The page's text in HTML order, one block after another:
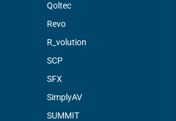
Qoltec
Revo
R_volution
SCP
SFX
SimplyAV
SUMMIT